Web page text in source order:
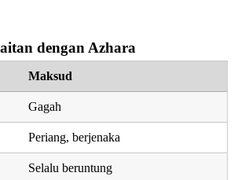
dengan Azhara
Maksud
Gagah
Periang, berjenaka
Selalu beruntung